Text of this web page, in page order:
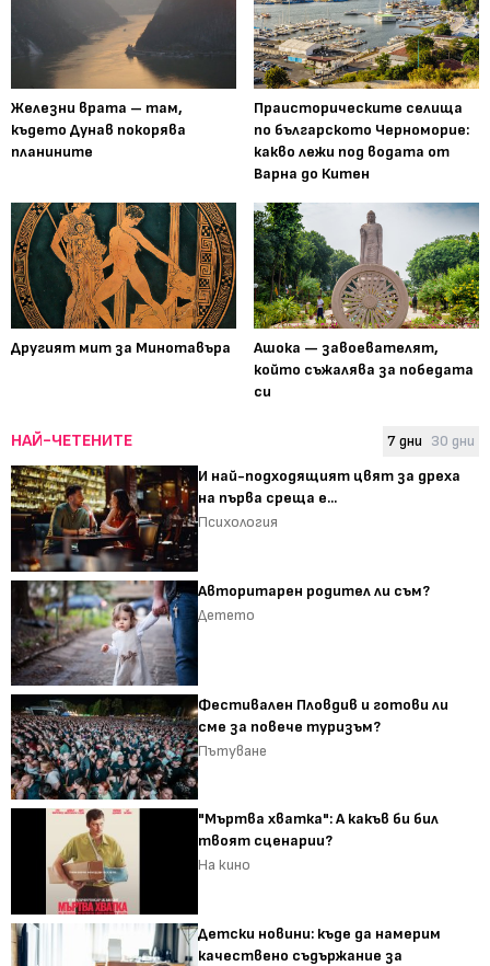
Железни врата – там,
където Дунав покорява
планините
Праисторическите селища
по българското Черноморие:
какво лежи под водата от
Варна до Китен
Другият мит за Минотавъра
Ашока — завоевателят,
който съжалява за победата
си
НАЙ-ЧЕТЕНИТЕ 7 дни 30 дни
И най-подходящият цвят за дреха
на първа среща е...
Психология
Авторитарен родител ли съм?
Детето
Фестивален Пловдив и готови ли
сме за повече туризъм?
Пътуване
"Мъртва хватка": А какъв би бил
твоят сценарии?
На кино
Детски новини: къде да намерим
качествено съдържание за